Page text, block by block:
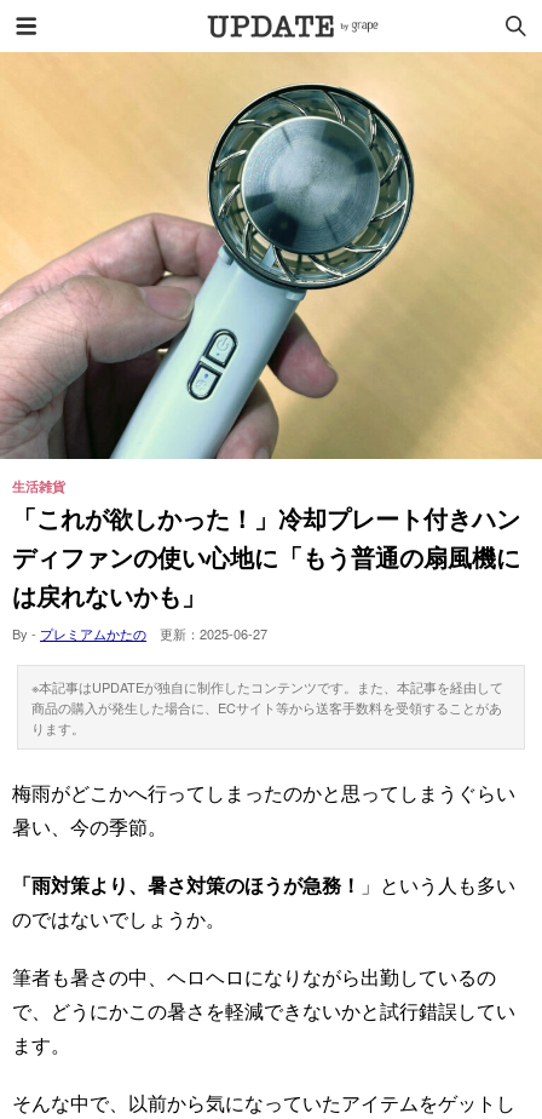
生活雑貨
「これが欲しかった！」冷却プレート付きハン
ディファンの使い心地に「もう普通の扇風機に
は戻れないかも」
By - プレミアムかたの 更新： 2025-06-27
※本記事はUPDATEが独自に制作したコンテンツです。また、本記事を経由して
商品の購入が発生した場合に、ECサイト等から送客手数料を受領することがあ
ります。
梅雨がどこかへ行ってしまったのかと思ってしまうぐらい
暑い、今の季節。
「雨対策より、暑さ対策のほうが急務！ 」という人も多い
のではないでしょうか。
筆者も暑さの中、ヘロヘロになりながら出勤しているの
で、どうにかこの暑さを軽減できないかと試行錯誤してい
ます。
そんな中で、以前から気になっていたアイテムをゲットし